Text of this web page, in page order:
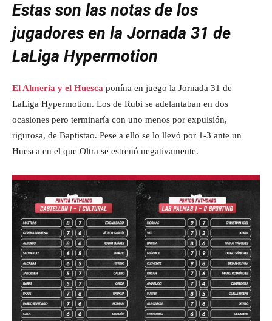
Estas son las notas de los
jugadores en la Jornada 31 de
LaLiga Hypermotion
El Almería y el Huesca ponína en juego la Jornada 31 de
LaLiga Hypermotion. Los de Rubi se adelantaban en dos
ocasiones pero terminaría con uno menos por expulsión,
rigurosa, de Baptistao. Pese a ello se lo llevó por 1-3 ante un
Huesca en el que Oltra se estrenó negativamente.